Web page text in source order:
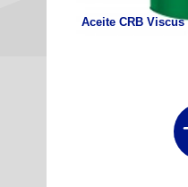
Aceite CRB Viscus